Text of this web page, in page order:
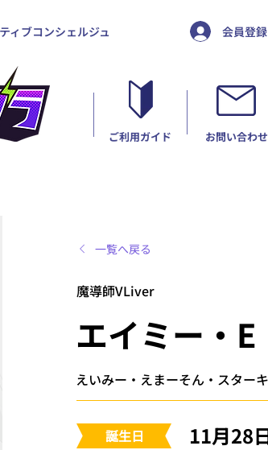
ィブコンシェルジュ
​お問い合わせ
ご利用ガイド
会員登
一覧へ戻る
魔導師VLiver
エイミー・
えいみー・えまーそん・スター
​誕生日 11月28